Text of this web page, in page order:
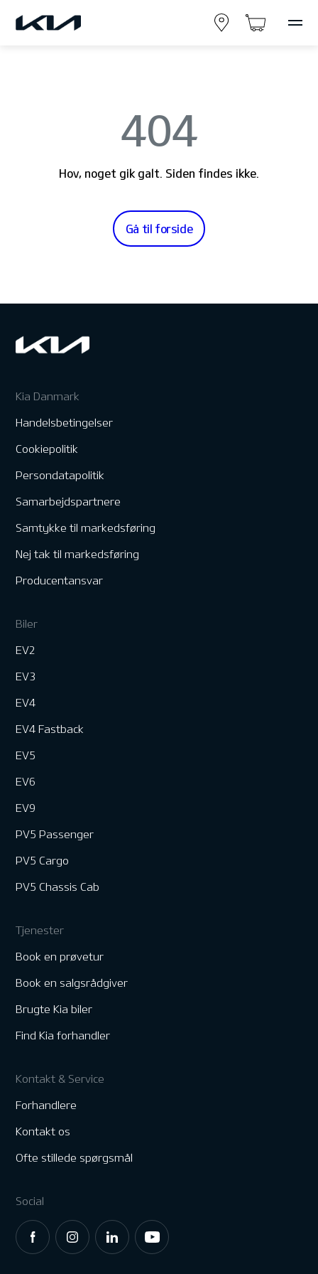
404
Hov, noget gik galt. Siden findes ikke.
Gå til forside
Kia Danmark
Handelsbetingelser
Cookiepolitik
Persondatapolitik
Samarbejdspartnere
Samtykke til markedsføring
Nej tak til markedsføring
Producentansvar
Biler
EV2
EV3
EV4
EV4 Fastback
EV5
EV6
EV9
PV5 Passenger
PV5 Cargo
PV5 Chassis Cab
Tjenester
Book en prøvetur
Book en salgsrådgiver
Brugte Kia biler
Find Kia forhandler
Kontakt & Service
Forhandlere
Kontakt os
Ofte stillede spørgsmål
Social